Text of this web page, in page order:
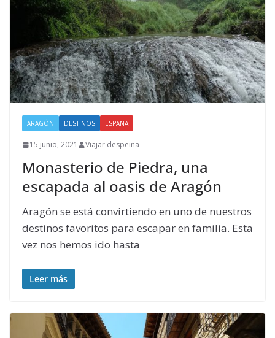
ARAGÓN DESTINOS ESPAÑA
15 junio, 2021 Viajar despeina
Monasterio de Piedra, una
escapada al oasis de Aragón
Aragón se está convirtiendo en uno de nuestros
destinos favoritos para escapar en familia. Esta
vez nos hemos ido hasta
Leer más